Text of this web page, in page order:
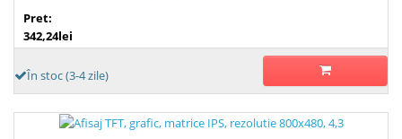
Pret:
342,24lei
În stoc (3-4 zile)